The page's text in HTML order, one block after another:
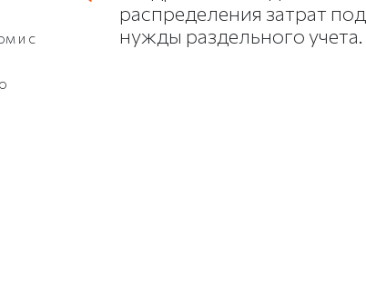
и с
распределения затрат под
нужды раздельного учета.